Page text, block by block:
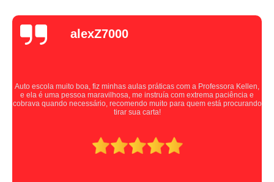
alexZ7000
Auto escola muito boa, fiz minhas aulas práticas com a Professora Kellen,
e ela é uma pessoa maravilhosa, me instruía com extrema paciência e
cobrava quando necessário, recomendo muito para quem está procurando
tirar sua carta!